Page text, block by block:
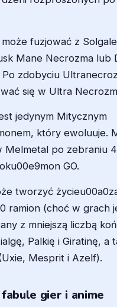
może fuzjować z
Mane Necrozma lub
Po zdobyciu
się w Ultra
jedynym Mitycznym
który ewoluuje.
Melmetal po zebraniu
GO.
tworzyć
ramion (choć w grach
z mniejszą liczbą
Palkię i Giratinę, a
Mesprit i Azelf).
gier i anime